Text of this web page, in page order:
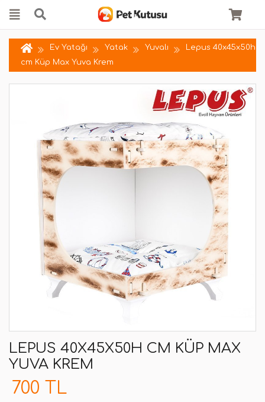
Ev Yatağı Yatak Yuvalı
Lepus 40x45x50h
cm Küp Max Yuva Krem
LEPUS 40X45X50H CM KÜP MAX
YUVA KREM
700 TL